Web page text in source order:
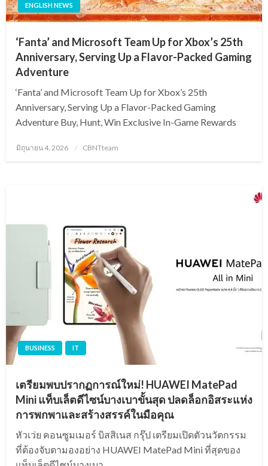
ENGLISH NEWS
‘Fanta’ and Microsoft Team Up for Xbox’s 25th
Anniversary, Serving Up a Flavor-Packed Gaming
Adventure
‘Fanta’ and Microsoft Team Up for Xbox’s 25th
Anniversary, Serving Up a Flavor-Packed Gaming
Adventure Buy, Hunt, Win Exclusive In-Game Rewards
Posted
on
มิถุนายน 4, 2026 CBNTteam
BUSINESS IT
เตรียมพบปรากฏการณ์ใหม่! HUAWEI MatePad
Mini แท็บเล็ตดีไซน์บางเบาขั้นสุด ปลดล็อกอิสระแห่ง
การพกพาและสร้างสรรค์ในมือคุณ
หัวเว่ย คอนซูมเมอร์ บิสสิเนส กรุ๊ป เตรียมเปิดตัวนวัตกรรม
ที่ต้องจับตามองอย่าง HUAWEI MatePad Mini ที่สุดของ